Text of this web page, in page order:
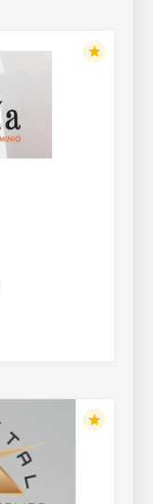
star
star